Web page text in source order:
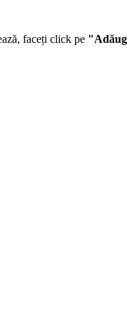
faceți click pe